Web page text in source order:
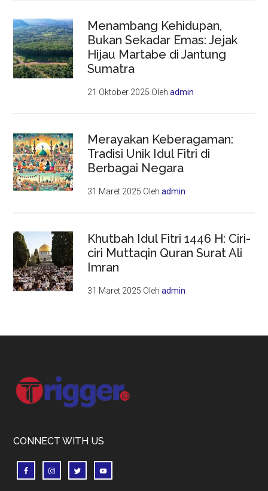
Menambang Kehidupan,
Bukan Sekadar Emas: Jejak
Hijau Martabe di Jantung
Sumatra
21 Oktober 2025 Olehadmin
Merayakan Keberagaman:
Tradisi Unik Idul Fitri di
Berbagai Negara
31 Maret 2025 Olehadmin
Khutbah Idul Fitri 1446 H: Ciri-
ciri Muttaqin Quran Surat Ali
Imran
31 Maret 2025 Olehadmin
Footer
CONNECT WITH US